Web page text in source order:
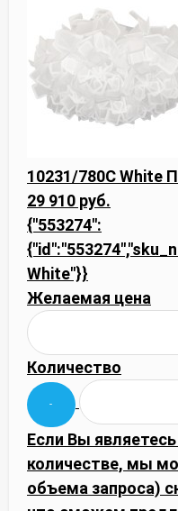
10231/780C White
29 910 руб.
{"553274":
White"}}
Желаемая цена
Количество
Если Вы
количестве, мы
объема запроса)